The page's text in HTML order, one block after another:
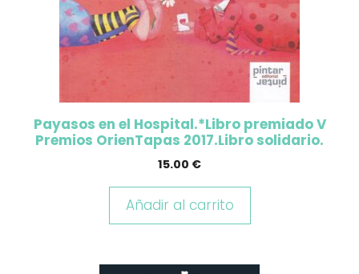
Payasos en el Hospital.*Libro premiado V
Premios OrienTapas 2017.Libro solidario.
15.00 €
Añadir al carrito